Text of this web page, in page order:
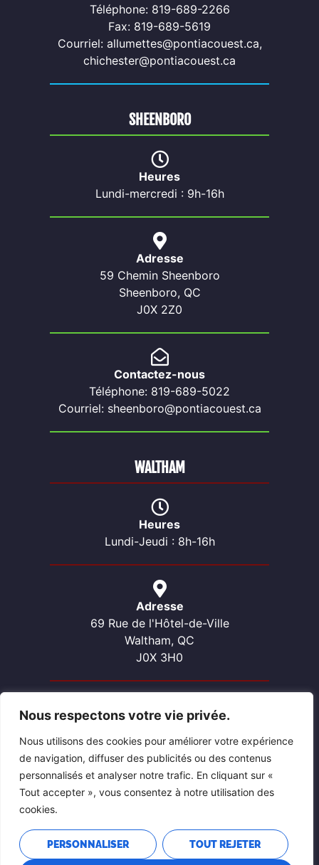
Nous respectons votre vie privée.
Nous utilisons des cookies pour améliorer votre expérience
de navigation, diffuser des publicités ou des contenus
personnalisés et analyser notre trafic. En cliquant sur «
Tout accepter », vous consentez à notre utilisation des
cookies.
PERSONNALISER TOUT REJETER
Téléphone: 819-689-2266
Fax: 819-689-5619
Courriel: allumettes@pontiacouest.ca,
chichester@pontiacouest.ca
SHEENBORO
Heures
Lundi-mercredi : 9h-16h
Adresse
59 Chemin Sheenboro
Sheenboro, QC
J0X 2Z0
Contactez-nous
Téléphone: 819-689-5022
Courriel: sheenboro@pontiacouest.ca
Heures
Lundi-Jeudi : 8h-16h
Adresse
69 Rue de l'Hôtel-de-Ville
Waltham, QC
J0X 3H0
Contactez-nous
Téléphone: 819-689-2057
Courriel: waltham@pontiacouest.ca
WALTHAM